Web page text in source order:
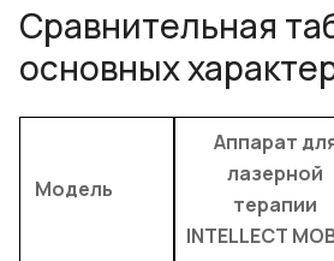
Сравнительная
основных
Модель
Аппарат
лазерной
терапии
INTELLECT